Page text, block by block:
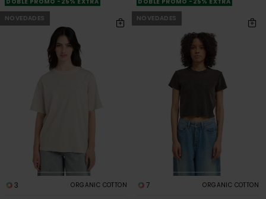
NOVEDADES
3 ORGANIC COTTON
NOVEDADES
7 ORGANIC COTTON